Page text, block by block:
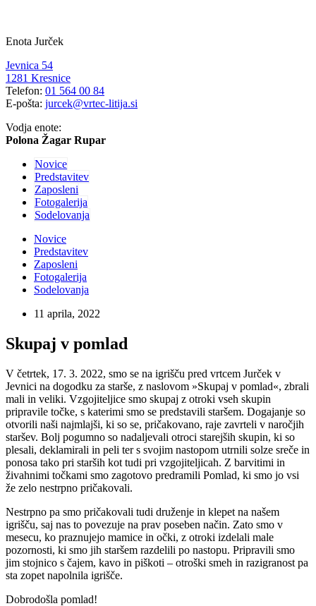
Enota Jurček
Jevnica 54
1281 Kresnice
Telefon: 01 564 00 84
E-pošta: jurcek@vrtec-litija.si
Vodja enote:
Polona Žagar Rupar
Novice
Predstavitev
Zaposleni
Fotogalerija
Sodelovanja
Novice
Predstavitev
Zaposleni
Fotogalerija
Sodelovanja
11 aprila, 2022
Skupaj v pomlad
V četrtek, 17. 3. 2022, smo se na igrišču pred vrtcem Jurček v
Jevnici na dogodku za starše, z naslovom »Skupaj v pomlad«, zbrali
mali in veliki. Vzgojiteljice smo skupaj z otroki vseh skupin
pripravile točke, s katerimi smo se predstavili staršem. Dogajanje so
otvorili naši najmlajši, ki so se, pričakovano, raje zavrteli v naročjih
staršev. Bolj pogumno so nadaljevali otroci starejših skupin, ki so
plesali, deklamirali in peli ter s svojim nastopom utrnili solze sreče in
ponosa tako pri starših kot tudi pri vzgojiteljicah. Z barvitimi in
živahnimi točkami smo zagotovo predramili Pomlad, ki smo jo vsi
že zelo nestrpno pričakovali.
Nestrpno pa smo pričakovali tudi druženje in klepet na našem
igrišču, saj nas to povezuje na prav poseben način. Zato smo v
mesecu, ko praznujejo mamice in očki, z otroki izdelali male
pozornosti, ki smo jih staršem razdelili po nastopu. Pripravili smo
jim stojnico s čajem, kavo in piškoti – otroški smeh in razigranost pa
sta zopet napolnila igrišče.
Dobrodošla pomlad!